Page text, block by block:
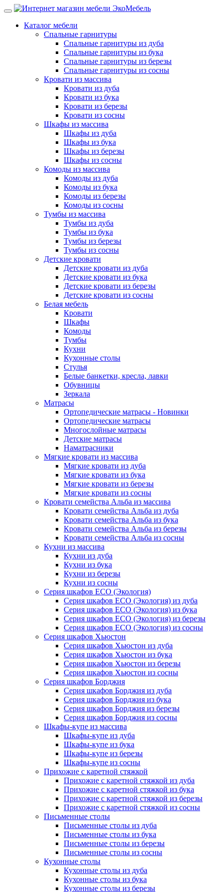
Каталог мебели
Спальные гарнитуры
Спальные гарнитуры из дуба
Спальные гарнитуры из бука
Спальные гарнитуры из березы
Спальные гарнитуры из сосны
Кровати из массива
Кровати из дуба
Кровати из бука
Кровати из березы
Кровати из сосны
Шкафы из массива
Шкафы из дуба
Шкафы из бука
Шкафы из березы
Шкафы из сосны
Комоды из массива
Комоды из дуба
Комоды из бука
Комоды из березы
Комоды из сосны
Тумбы из массива
Тумбы из дуба
Тумбы из бука
Тумбы из березы
Тумбы из сосны
Детские кровати
Детские кровати из дуба
Детские кровати из бука
Детские кровати из березы
Детские кровати из сосны
Белая мебель
Кровати
Шкафы
Комоды
Тумбы
Кухни
Кухонные столы
Стулья
Белые банкетки, кресла, лавки
Обувницы
Зеркала
Матрасы
Ортопедические матрасы - Новинки
Ортопедические матрасы
Многослойные матрасы
Детские матрасы
Наматрасники
Мягкие кровати из массива
Мягкие кровати из дуба
Мягкие кровати из бука
Мягкие кровати из березы
Мягкие кровати из сосны
Кровати семейства Альба из массива
Кровати семейства Альба из дуба
Кровати семейства Альба из бука
Кровати семейства Альба из березы
Кровати семейства Альба из сосны
Кухни из массива
Кухни из дуба
Кухни из бука
Кухни из березы
Кухни из сосны
Серия шкафов ECO (Экология)
Серия шкафов ECO (Экология) из дуба
Серия шкафов ECO (Экология) из бука
Серия шкафов ECO (Экология) из березы
Серия шкафов ECO (Экология) из сосны
Серия шкафов Хьюстон
Серия шкафов Хьюстон из дуба
Серия шкафов Хьюстон из бука
Серия шкафов Хьюстон из березы
Серия шкафов Хьюстон из сосны
Серия шкафов Борджия
Серия шкафов Борджия из дуба
Серия шкафов Борджия из бука
Серия шкафов Борджия из березы
Серия шкафов Борджия из сосны
Шкафы-купе из массива
Шкафы-купе из дуба
Шкафы-купе из бука
Шкафы-купе из березы
Шкафы-купе из сосны
Прихожие с каретной стяжкой
Прихожие с каретной стяжкой из дуба
Прихожие с каретной стяжкой из бука
Прихожие с каретной стяжкой из березы
Прихожие с каретной стяжкой из сосны
Письменные столы
Письменные столы из дуба
Письменные столы из бука
Письменные столы из березы
Письменные столы из сосны
Кухонные столы
Кухонные столы из дуба
Кухонные столы из бука
Кухонные столы из березы